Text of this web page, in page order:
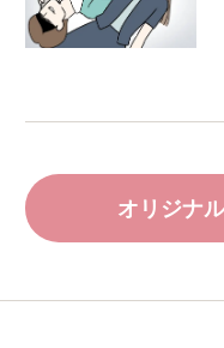
オリジナ